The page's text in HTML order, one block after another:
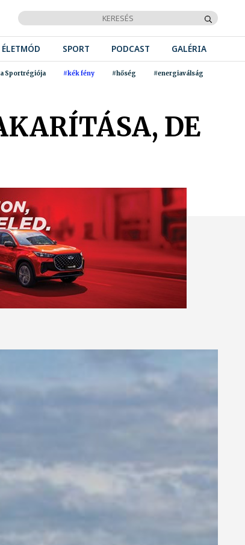
ÉLETMÓD SPORT PODCAST GALÉRIA
Sportrégiója #kék fény #hőség #energiaválság
DE